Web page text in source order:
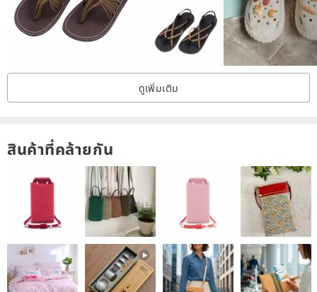
ดูเพิ่มเติม
สินค้าที่คล้ายกัน